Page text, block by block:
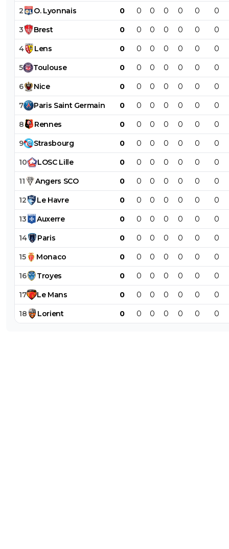
2 O. Lyonnais 0 0 0 0 0 0 0
3 Brest 0 0 0 0 0 0 0
4 Lens 0 0 0 0 0 0 0
5 Toulouse 0 0 0 0 0 0 0
6 Nice 0 0 0 0 0 0 0
7 Paris Saint Germain 0 0 0 0 0 0 0
8 Rennes 0 0 0 0 0 0 0
9 Strasbourg 0 0 0 0 0 0 0
10 LOSC Lille 0 0 0 0 0 0 0
11 Angers SCO 0 0 0 0 0 0 0
12 Le Havre 0 0 0 0 0 0 0
13 Auxerre 0 0 0 0 0 0 0
14 Paris 0 0 0 0 0 0 0
15 Monaco 0 0 0 0 0 0 0
16 Troyes 0 0 0 0 0 0 0
17 Le Mans 0 0 0 0 0 0 0
18 Lorient 0 0 0 0 0 0 0